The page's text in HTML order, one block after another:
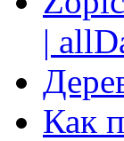
|
Как